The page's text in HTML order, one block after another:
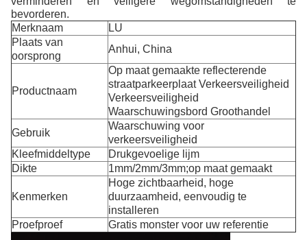
bevorderen.
Merknaam
LU
Plaats van
oorsprong
Anhui, China
Productnaam
Op maat gemaakte reflecterende
straatparkeerplaat Verkeersveiligheid
Verkeersveiligheid
Waarschuwingsbord Groothandel
Gebruik
Waarschuwing voor
verkeersveiligheid
Kleefmiddeltype
Drukgevoelige lijm
Dikte
1mm/2mm/3mm;op maat gemaakt
Kenmerken
Hoge zichtbaarheid, hoge
duurzaamheid, eenvoudig te
installeren
Proefproef
Gratis monster voor uw referentie